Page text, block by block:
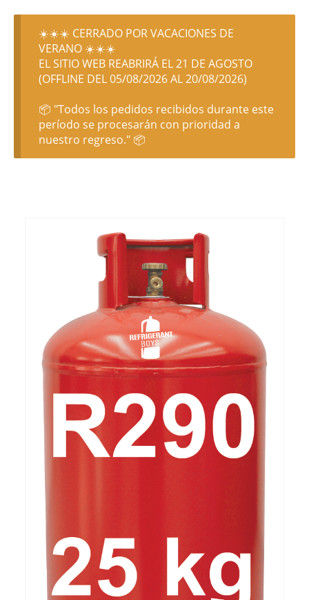
☀️☀️☀️ CERRADO POR VACACIONES DE
VERANO ☀️☀️☀️
EL SITIO WEB REABRIRÁ EL 21 DE AGOSTO
(OFFLINE DEL 05/08/2026 AL 20/08/2026)
📦 "Todos los pedidos recibidos durante este
período se procesarán con prioridad a
nuestro regreso." 📦